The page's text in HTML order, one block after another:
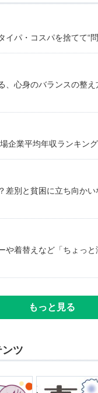
パ・コスパを捨てて“問
、心身のバランスの整
企業平均年収ランキン
差別と貧困に立ち向か
や着替えなど「ちょっ
もっと見る
ツ